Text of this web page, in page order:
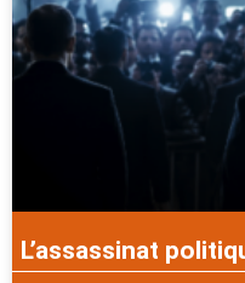
L’assassinat